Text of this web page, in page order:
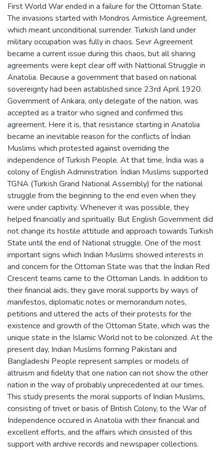
First World War ended in a failure for the Ottoman State.
The invasions started with Mondros Armistice Agreement,
which meant unconditional surrender. Turkish land under
military occupation was fully in chaos. Sevr Agreement
became a current issue during this chaos, but all sharing
agreements were kept clear off with Nattional Struggle in
Anatolia. Because a government that based on national
sovereignty had been astablished since 23rd April 1920.
Government of Ankara, only delegate of the nation, was
accepted as a traitor who signed and confirmed this
agreement. Here it is, that resistance starting in Anatolia
became an inevitable reason for the conflicts of İndian
Muslims which protested against overriding the
independence of Turkish People. At that time, İndia was a
colony of English Administration. İndian Muslims supported
TGNA (Turkish Grand National Assembly) for the national
struggle from the beginning to the end even when they
were under captivity. Whenever it was possible, they
helped financially and spiritually. But English Government did
not change its hostile attitude and approach towards Turkish
State until the end of National struggle. One of the most
important signs which Indian Muslims showed interests in
and concern for the Ottoman State was that the İndian Red
Crescent teams came to the Ottoman Lands. In addition to
their financial aids, they gave moral supports by ways of
manifestos, diplomatic notes or memorandum notes,
petitions and uttered the acts of their protests for the
existence and growth of the Ottoman State, which was the
unique state in the Islamic World not to be colonized. At the
present day, Indian Muslims forming Pakistani and
Bangladeshi People represent samples or models of
altruism and fidelity that one nation can not show the other
nation in the way of probably unprecedented at our times.
This study presents the moral supports of Indian Muslims,
consisting of trivet or basis of British Colony, to the War of
Independence occured in Anatolia with their financial and
excellent efforts, and the affairs which cinsisted of this
support with archive records and newspaper collections.